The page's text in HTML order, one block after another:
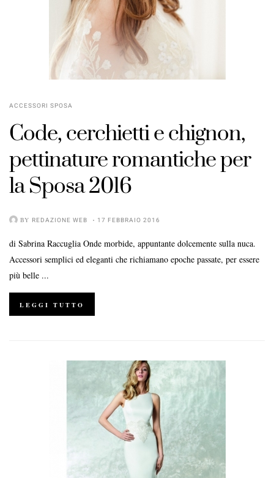
ACCESSORI SPOSA
Code, cerchietti e chignon,
pettinature romanticheper
laSposa 2016
BY REDAZIONE WEB 17 FEBBRAIO 2016
di Sabrina Raccuglia Onde morbide, appuntante dolcemente sulla nuca.
Accessori semplici ed eleganti che richiamano epoche passate, per essere
più belle ...
LEGGI TUTTO